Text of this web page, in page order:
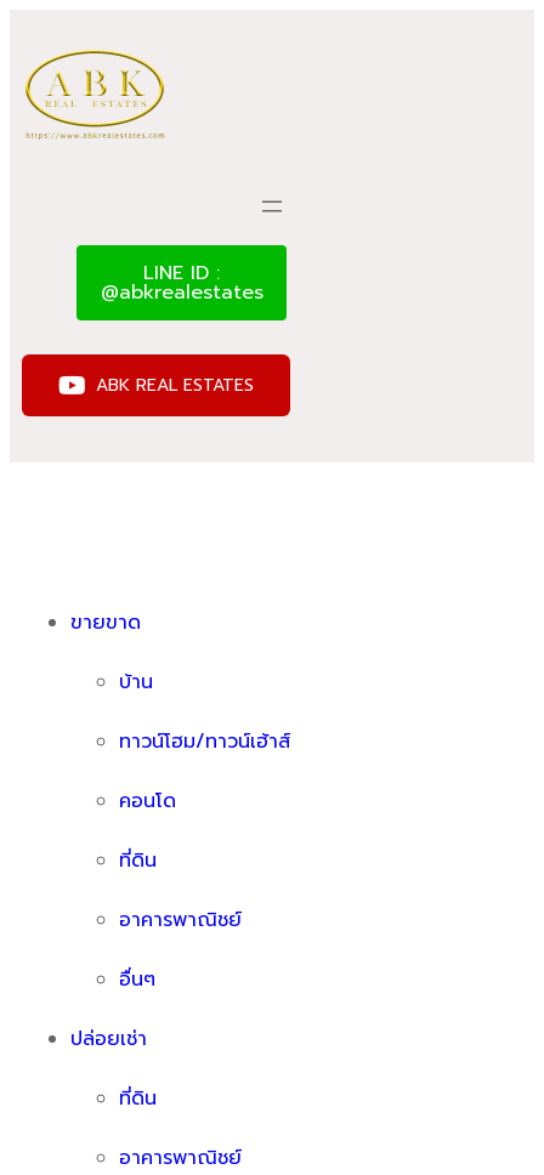
LINE ID :
@abkrealestates
ABK REAL ESTATES
ขายขาด
บ้าน
ทาวน์โฮม/ทาวน์เฮ้าส์
คอนโด
ที่ดิน
อาคารพาณิชย์
อื่นๆ
ปล่อยเช่า
ที่ดิน
อาคารพาณิชย์